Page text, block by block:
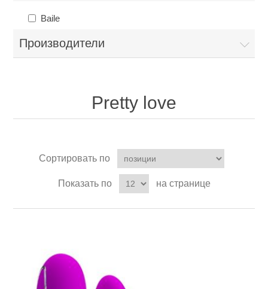
Baile
Производители
Pretty love
Сортировать по
Показать по на странице